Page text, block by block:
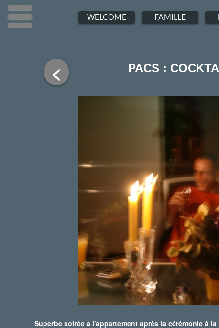
Menu
Menu
Menu WELCOME FAMILLE
< PACS :
Superbe soirée à l'appartement après la cérémonie à